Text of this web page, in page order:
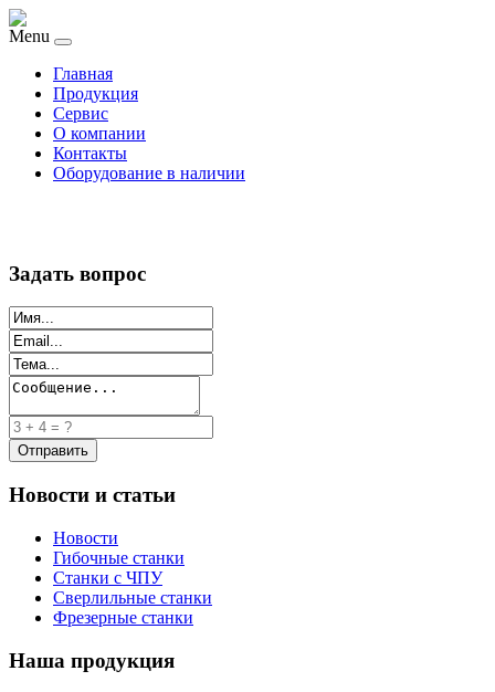
Menu
Главная
Продукция
Сервис
О компании
Контакты
Оборудование в наличии
Задать вопрос
Новости и статьи
Новости
Гибочные станки
Станки с ЧПУ
Сверлильные станки
Фрезерные станки
Наша продукция